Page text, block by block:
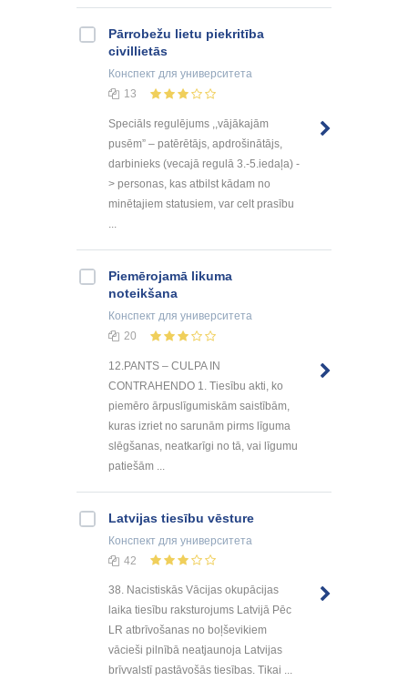
Pārrobežu lietu piekritība
civillietās
Конспект для университета
13
Speciāls regulējums ,,vājākajām
pusēm” – patērētājs, apdrošinātājs,
darbinieks (vecajā regulā 3.-5.iedaļa) -
> personas, kas atbilst kādam no
minētajiem statusiem, var celt prasību
Piemērojamā likuma
noteikšana
Конспект для университета
20
12.PANTS – CULPA IN
CONTRAHENDO 1. Tiesību akti, ko
piemēro ārpuslīgumiskām saistībām,
kuras izriet no sarunām pirms līguma
slēgšanas, neatkarīgi no tā, vai līgumu
patiešām ...
Latvijas tiesību vēsture
Конспект для университета
42
38. Nacistiskās Vācijas okupācijas
laika tiesību raksturojums Latvijā Pēc
LR atbrīvošanas no boļševikiem
vācieši pilnībā neatjaunoja Latvijas
brīvvalstī pastāvošās tiesības. Tikai ...